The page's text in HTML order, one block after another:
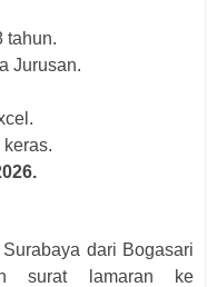
tahun.
Jurusan.
dari Bogasari
surat lamaran ke